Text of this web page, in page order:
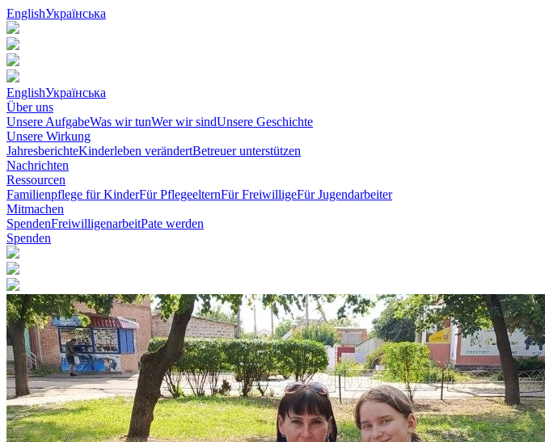
EnglishУкраїнська
EnglishУкраїнська
Über uns
Unsere AufgabeWas wir tunWer wir sindUnsere Geschichte
Unsere Wirkung
JahresberichteKinderleben verändertBetreuer unterstützen
Nachrichten
Ressourcen
Familienpflege für KinderFür PflegeelternFür FreiwilligeFür Jugendarbeiter
Mitmachen
SpendenFreiwilligenarbeitPate werden
Spenden